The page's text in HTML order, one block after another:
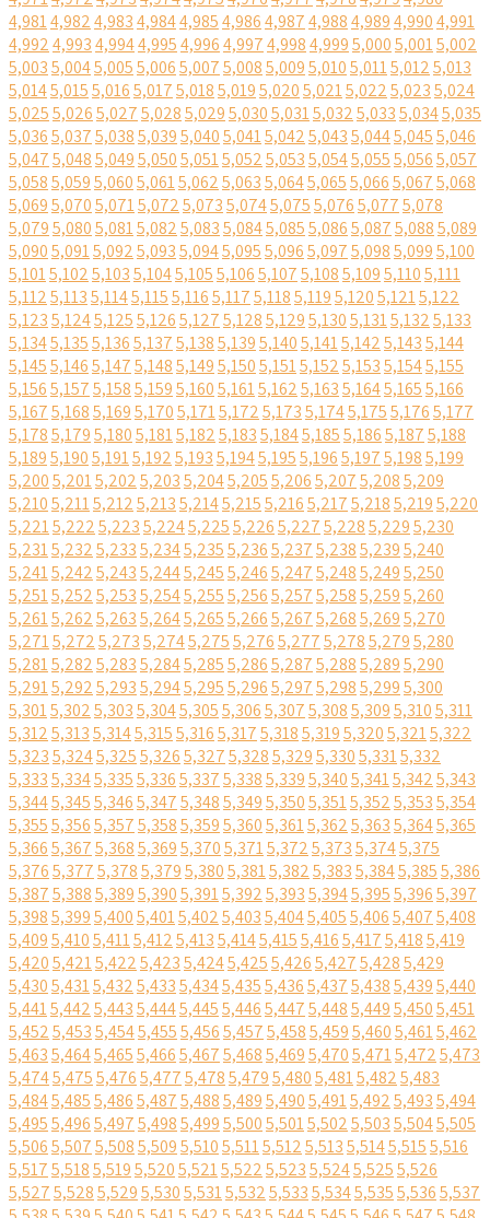
4,9814,9824,9834,9844,9854,9864,9874,9884,9894,9904,991
4,9924,9934,9944,9954,9964,9974,9984,9995,0005,0015,002
5,0035,0045,0055,0065,0075,0085,0095,0105,0115,0125,013
5,0145,0155,0165,0175,0185,0195,0205,0215,0225,0235,024
5,0255,0265,0275,0285,0295,0305,0315,0325,0335,0345,035
5,0365,0375,0385,0395,0405,0415,0425,0435,0445,0455,046
5,0475,0485,0495,0505,0515,0525,0535,0545,0555,0565,057
5,0585,0595,0605,0615,0625,0635,0645,0655,0665,0675,068
5,0695,0705,0715,0725,0735,0745,0755,0765,0775,078
5,0795,0805,0815,0825,0835,0845,0855,0865,0875,0885,089
5,0905,0915,0925,0935,0945,0955,0965,0975,0985,0995,100
5,1015,1025,1035,1045,1055,1065,1075,1085,1095,1105,111
5,1125,1135,1145,1155,1165,1175,1185,1195,1205,1215,122
5,1235,1245,1255,1265,1275,1285,1295,1305,1315,1325,133
5,1345,1355,1365,1375,1385,1395,1405,1415,1425,1435,144
5,1455,1465,1475,1485,1495,1505,1515,1525,1535,1545,155
5,1565,1575,1585,1595,1605,1615,1625,1635,1645,1655,166
5,1675,1685,1695,1705,1715,1725,1735,1745,1755,1765,177
5,1785,1795,1805,1815,1825,1835,1845,1855,1865,1875,188
5,1895,1905,1915,1925,1935,1945,1955,1965,1975,1985,199
5,2005,2015,2025,2035,2045,2055,2065,2075,2085,209
5,2105,2115,2125,2135,2145,2155,2165,2175,2185,2195,220
5,2215,2225,2235,2245,2255,2265,2275,2285,2295,230
5,2315,2325,2335,2345,2355,2365,2375,2385,2395,240
5,2415,2425,2435,2445,2455,2465,2475,2485,2495,250
5,2515,2525,2535,2545,2555,2565,2575,2585,2595,260
5,2615,2625,2635,2645,2655,2665,2675,2685,2695,270
5,2715,2725,2735,2745,2755,2765,2775,2785,2795,280
5,2815,2825,2835,2845,2855,2865,2875,2885,2895,290
5,2915,2925,2935,2945,2955,2965,2975,2985,2995,300
5,3015,3025,3035,3045,3055,3065,3075,3085,3095,3105,311
5,3125,3135,3145,3155,3165,3175,3185,3195,3205,3215,322
5,3235,3245,3255,3265,3275,3285,3295,3305,3315,332
5,3335,3345,3355,3365,3375,3385,3395,3405,3415,3425,343
5,3445,3455,3465,3475,3485,3495,3505,3515,3525,3535,354
5,3555,3565,3575,3585,3595,3605,3615,3625,3635,3645,365
5,3665,3675,3685,3695,3705,3715,3725,3735,3745,375
5,3765,3775,3785,3795,3805,3815,3825,3835,3845,3855,386
5,3875,3885,3895,3905,3915,3925,3935,3945,3955,3965,397
5,3985,3995,4005,4015,4025,4035,4045,4055,4065,4075,408
5,4095,4105,4115,4125,4135,4145,4155,4165,4175,4185,419
5,4205,4215,4225,4235,4245,4255,4265,4275,4285,429
5,4305,4315,4325,4335,4345,4355,4365,4375,4385,4395,440
5,4415,4425,4435,4445,4455,4465,4475,4485,4495,4505,451
5,4525,4535,4545,4555,4565,4575,4585,4595,4605,4615,462
5,4635,4645,4655,4665,4675,4685,4695,4705,4715,4725,473
5,4745,4755,4765,4775,4785,4795,4805,4815,4825,483
5,4845,4855,4865,4875,4885,4895,4905,4915,4925,4935,494
5,4955,4965,4975,4985,4995,5005,5015,5025,5035,5045,505
5,5065,5075,5085,5095,5105,5115,5125,5135,5145,5155,516
5,5175,5185,5195,5205,5215,5225,5235,5245,5255,526
5,5275,5285,5295,5305,5315,5325,5335,5345,5355,5365,537